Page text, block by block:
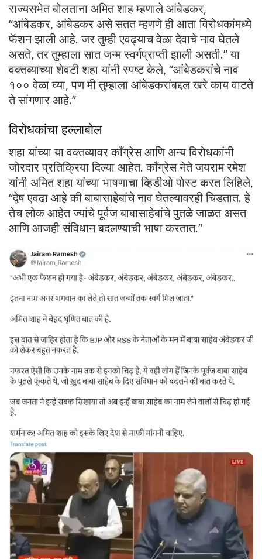
राज्यसभेत बोलताना अमित शाह म्हणाले आंबेडकर,
“आंबेडकर, आंबेडकर असे सतत म्हणणे ही आता विरोधकांमध्ये
फॅशन झाली आहे. जर तुम्ही एवढ्याच वेळा देवाचे नाव घेतले
असते, तर तुम्हाला सात जन्म स्वर्गप्राप्ती झाली असती.” या
वक्तव्याच्या शेवटी शहा यांनी स्पष्ट केले, “आंबेडकरांचे नाव
१०० वेळा घ्या, पण मी तुम्हाला आंबेडकरांबद्दल खरे काय वाटते
ते सांगणार आहे.”
विरोधकांचा हल्लाबोल
शहा यांच्या या वक्तव्यावर काँग्रेस आणि अन्य विरोधकांनी
जोरदार प्रतिक्रिया दिल्या आहेत. काँग्रेस नेते जयराम रमेश
यांनी अमित शहा यांच्या भाषणाचा व्हिडीओ पोस्ट करत लिहिले,
“द्वेष एवढा आहे की बाबासाहेबांचे नाव घेतल्यावरही चिडतात. हे
तेच लोक आहेत ज्यांचे पूर्वज बाबासाहेबांचे पुतळे जाळत असत
आणि आजही संविधान बदलण्याची भाषा करतात.”